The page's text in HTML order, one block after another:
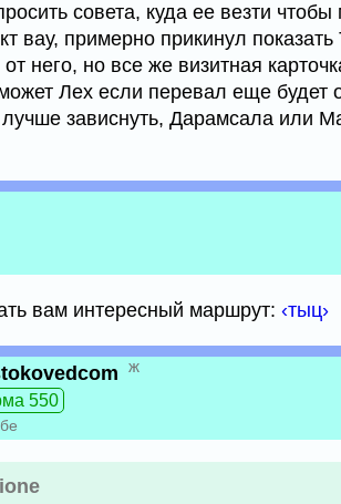
совета, куда ее везти
вау, примерно прикинул
него, но все же визитная
Лех если перевал еще будет
лучше зависнуть, Дарамсала или
вам интересный маршрут: ‹тыц›
ж
550